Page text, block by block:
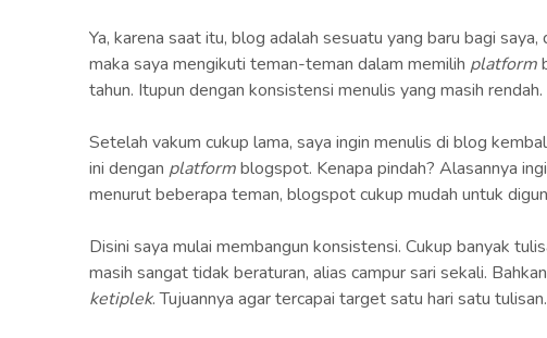
Ya, karena saat itu, blog adalah sesuatu yang baru bagi
maka saya mengikuti teman-teman dalam memilih platform
tahun. Itupun dengan konsistensi menulis yang masih rendah.
Setelah vakum cukup lama, saya ingin menulis di blog
ini dengan platformblogspot. Kenapa pindah? Alasannya
menurut beberapa teman, blogspot cukup mudah untuk
Disini saya mulai membangun konsistensi. Cukup banyak
masih sangat tidak beraturan, alias campur sari sekali.
ketiplek. Tujuannya agar tercapai target satu hari satu tulisan.